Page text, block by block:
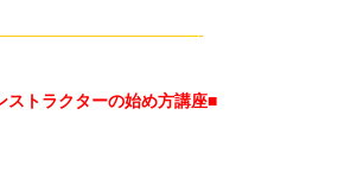
ストラクターの始め方講座■